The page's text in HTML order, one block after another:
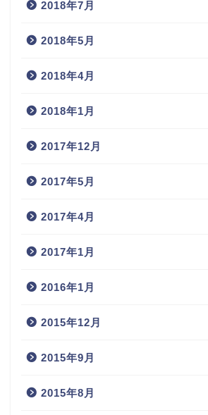
2018年7月
2018年5月
2018年4月
2018年1月
2017年12月
2017年5月
2017年4月
2017年1月
2016年1月
2015年12月
2015年9月
2015年8月